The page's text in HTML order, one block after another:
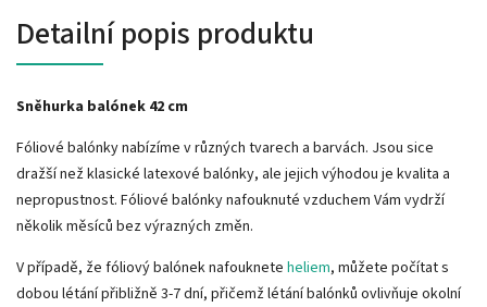
Detailní popis produktu
Sněhurka balónek 42 cm
Fóliové balónky nabízíme v různých tvarech a barvách. Jsou sice
dražší než klasické latexové balónky, ale jejich výhodou je kvalita a
nepropustnost. Fóliové balónky nafouknuté vzduchem Vám vydrží
několik měsíců bez výrazných změn.
V případě, že fóliový balónek nafouknete heliem, můžete počítat s
dobou létání přibližně 3-7 dní, přičemž létání balónků ovlivňuje okolní